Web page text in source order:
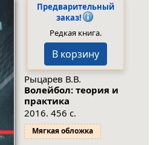
Предварительный
заказ!
Редкая книга.
В корзину
Рыцарев В.В.
Волейбол: теория и
практика
2016. 456 с.
Мягкая обложка